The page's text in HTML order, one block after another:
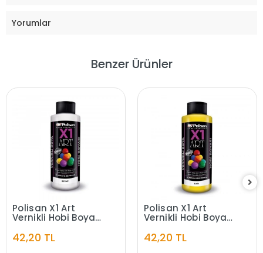
Yorumlar
Benzer Ürünler
Polisan X1 Art
Vernikli Hobi Boyası
42,20 TL
Polisan X1 Art
Vernikli Hobi Boyası
42,20 TL